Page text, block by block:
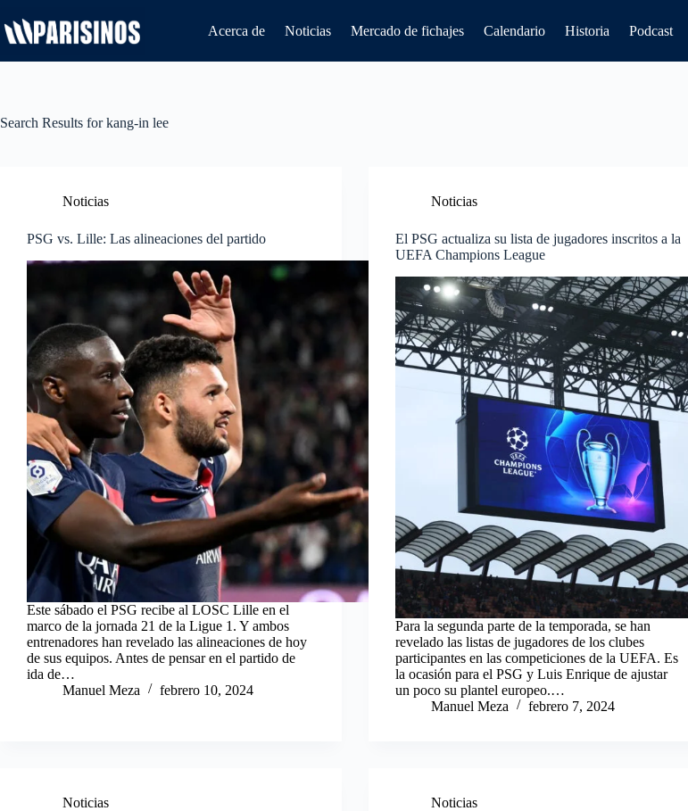
al
contenido
Acerca de Noticias Mercado de fichajes Calendario Historia Podcast
Search Results for kang-in lee
Noticias
PSG vs. Lille: Las alineaciones del partido
Este sábado el PSG recibe al LOSC Lille en el
marco de la jornada 21 de la Ligue 1. Y ambos
entrenadores han revelado las alineaciones de hoy
de sus equipos. Antes de pensar en el partido de
ida de…
Manuel Meza
febrero 10, 2024
Noticias
El PSG actualiza su lista de jugadores inscritos a la
UEFA Champions League
Para la segunda parte de la temporada, se han
revelado las listas de jugadores de los clubes
participantes en las competiciones de la UEFA. Es
la ocasión para el PSG y Luis Enrique de ajustar
un poco su plantel europeo.…
Manuel Meza
febrero 7, 2024
Noticias Noticias